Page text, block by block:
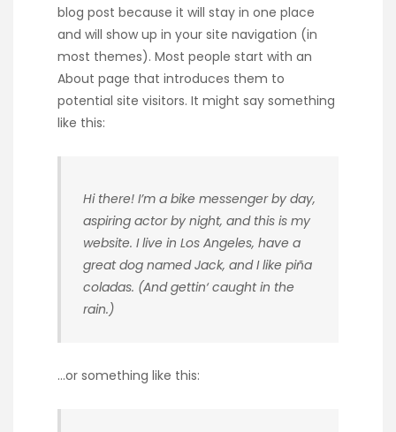
blog post because it will stay in one place
and will show up in your site navigation (in
most themes). Most people start with an
About page that introduces them to
potential site visitors. It might say something
like this:
Hi there! I’m a bike messenger by day,
aspiring actor by night, and this is my
website. I live in Los Angeles, have a
great dog named Jack, and I like piña
coladas. (And gettin‘ caught in the
rain.)
…or something like this: